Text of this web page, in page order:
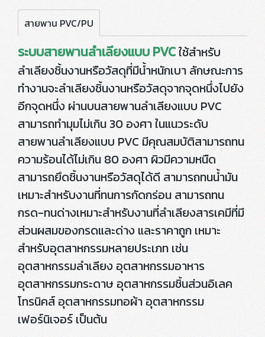
สายพาน PVC/PU
ระบบสายพานลำเลียงแบบ PVCใช้สำหรับ
ลำเลียงชิ้นงานหรือวัสดุที่มีน้ำหนักเบา ลักษณะการ
ทำงานจะลำเลียงชิ้นงานหรือวัสดุจากจุดหนึ่งไปยัง
อีกจุดหนึ่ง ผ่านบนสายพานลำเลียงแบบ PVC
สามารถทำมุมไม่เกิน 30 องศา ในแนวระดับ
สายพานลำเลียงแบบ PVC มีคุณสมบัติสามารถทน
ความร้อนได้ไม่เกิน 80 องศา ผิวมีความหนืด
สามารถยึดชิ้นงานหรือวัสดุได้ดี สามารถทนน้ำมัน
เหมาะสำหรับงานที่ทนการกัดกร่อน สามารถทน
กรด-ทนด่างเหมาะสำหรับงานที่ลำเลียงสารเคมีที่มี
ส่วนผสมของกรดและด่าง และราคาถูก เหมาะ
สำหรับอุตสาหกรรมหลายประเภท เช่น
อุตสาหกรรมลำเลียง อุตสาหกรรมอาหาร
อุตสาหกรรมกระดาษ อุตสาหกรรมชิ้นส่วนอิเลค
โทรนิคส์ อุตสาหกรรมทอผ้า อุตสาหกรรม
เฟอร์นิเจอร์ เป็นต้น